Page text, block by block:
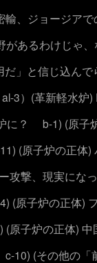
輸、ジョージアで
があるわけじゃ
」と信じ込ん
al-3）(革新軽水炉)
に？
b-1) (原子
(原子炉の正体)
攻撃、現実にな
(原子炉の正体)
(原子炉の正体) 中
c-10) (その他の「